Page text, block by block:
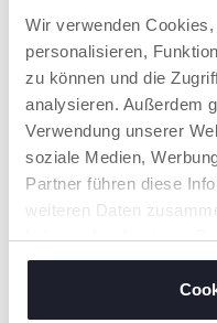
Wir verwenden
personalisieren,
zu können und die
analysieren. Außerdem
Verwendung unserer
soziale Medien,
Partner führen diese
weiteren Daten
haben oder die sie im
gesammelt haben.
Molly Cuddly Turtle Baby
Greifspielzeug Schildkröte